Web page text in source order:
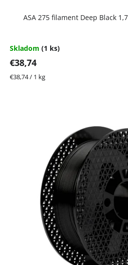
ASA 275 filament Deep Black
Skladom (1 ks)
€38,74
Jednotková
€38,74 / 1 kg